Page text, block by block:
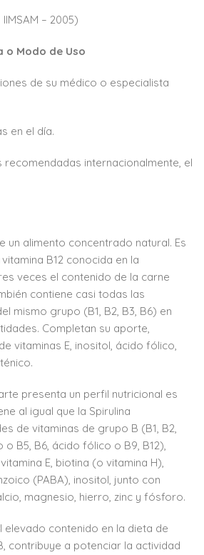
– 2005)
o Modo de Uso
de su médico o especialista
en el día.
internacionalmente, el
un alimento concentrado natural. Es
B12 conocida en la
veces el contenido de la carne
contiene casi todas las
mismo grupo (B1, B2, B3, B6) en
Completan su aporte,
vitaminas E, inositol, ácido fólico,
presenta un perfil nutricional es
al igual que la Spirulina
de vitaminas de grupo B (B1, B2,
B5, B6, ácido fólico o B9, B12),
E, biotina (o vitamina H),
(PABA), inositol, junto con
magnesio, hierro, zinc y fósforo.
elevado contenido en la dieta de
contribuye a potenciar la actividad